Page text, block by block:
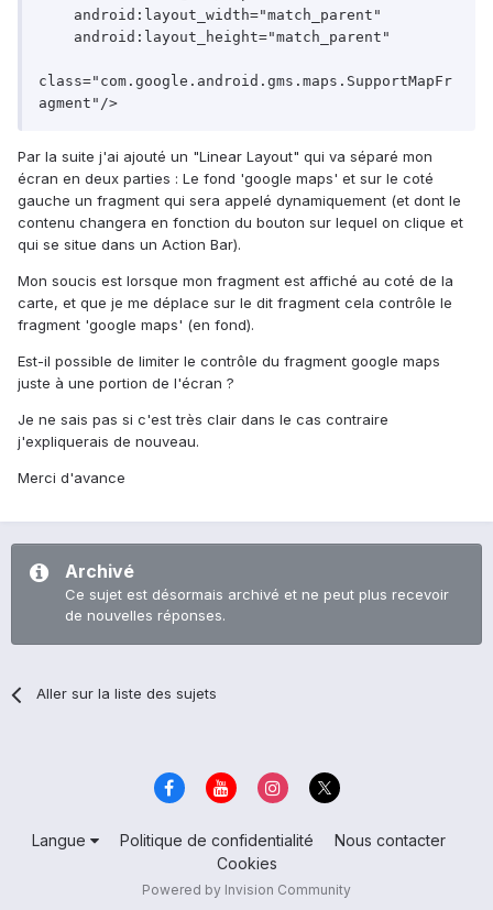
class="com.google.android.gms.maps.SupportMapFr
Par la suite j'ai ajouté un "Linear Layout" qui va séparé mon
écran en deux parties : Le fond 'google maps' et sur le coté
gauche un fragment qui sera appelé dynamiquement (et dont le
contenu changera en fonction du bouton sur lequel on clique et
qui se situe dans un Action Bar).
Mon soucis est lorsque mon fragment est affiché au coté de la
carte, et que je me déplace sur le dit fragment cela contrôle le
fragment 'google maps' (en fond).
Est-il possible de limiter le contrôle du fragment google maps
juste à une portion de l'écran ?
Je ne sais pas si c'est très clair dans le cas contraire
j'expliquerais de nouveau.
Merci d'avance
Archivé
Ce sujet est désormais archivé et ne peut plus recevoir
de nouvelles réponses.
Aller sur la liste des sujets
Langue Politique de confidentialité
Nous contacter
Cookies
Powered by Invision Community